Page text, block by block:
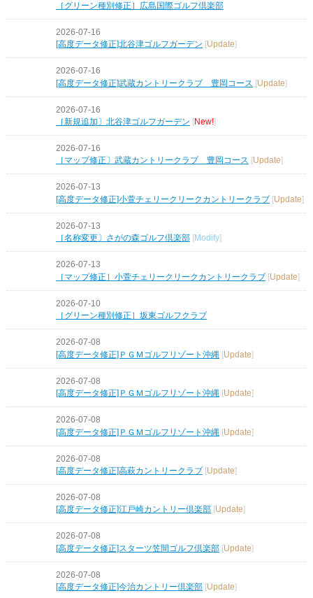
［グリーン種別修正］広島国際ゴルフ倶楽部
2026-07-16
[高度データ修正]北谷津ゴルフガーデン [Update]
2026-07-16
[高度データ修正]武蔵カントリークラブ 豊岡コース [Update]
2026-07-16
［新規追加〕北谷津ゴルフガーデン [New!]
2026-07-16
［マップ修正〕武蔵カントリークラブ 豊岡コース
Update
2026-07-13
[高度データ修正]小萱チェリークリークカントリークラブ [Update]
2026-07-13
［名称変更〕さがの森ゴルフ倶楽部
Modify
2026-07-13
［マップ修正］小萱チェリークリークカントリークラブ [Update]
2026-07-10
［グリーン種別修正］坂東ゴルフクラブ
2026-07-08
[高度データ修正]ＰＧＭゴルフリゾート沖縄 [Update]
2026-07-08
[高度データ修正]ＰＧＭゴルフリゾート沖縄 [Update]
2026-07-08
[高度データ修正]ＰＧＭゴルフリゾート沖縄 [Update]
2026-07-08
[高度データ修正]高萩カントリークラブ [Update]
2026-07-08
[高度データ修正]江戸崎カントリー倶楽部 Update
2026-07-08
[高度データ修正]スターツ笠間ゴルフ倶楽部 [Update]
2026-07-08
[高度データ修正]今治カントリー倶楽部 Update